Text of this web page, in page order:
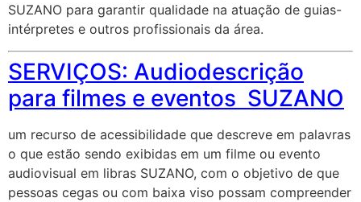
SUZANO para garantir qualidade na atuação de guias-
intérpretes e outros profissionais da área.
SERVIÇOS: Audiodescrição
para filmes e eventos SUZANO
um recurso de acessibilidade que descreve em palavras
o que estão sendo exibidas em um filme ou evento
audiovisual em libras SUZANO, com o objetivo de que
pessoas cegas ou com baixa viso possam compreender